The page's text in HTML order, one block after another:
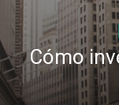
Cómo